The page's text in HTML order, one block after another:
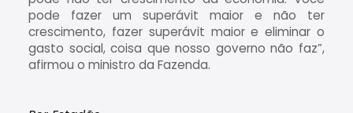
pode fazer um superávit maior e não ter
crescimento, fazer superávit maior e eliminar o
gasto social, coisa que nosso governo não faz”,
afirmou o ministro da Fazenda.